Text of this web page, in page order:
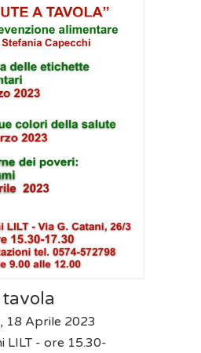
18 Aprile 2023
LILT - ore 15.30-